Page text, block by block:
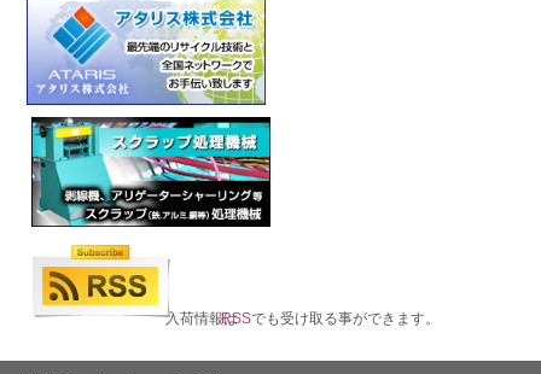
入荷情報はRSSでも受け取る事ができます。